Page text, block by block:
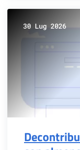
30 Lug 2026